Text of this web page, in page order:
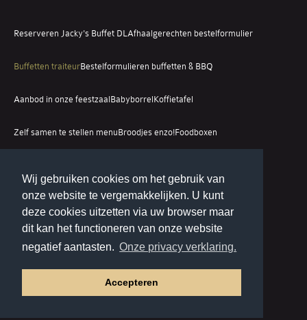
Wij gebruiken cookies om het gebruik van
onze website te vergemakkelijken. U kunt
deze cookies uitzetten via uw browser maar
dit kan het functioneren van onze website
negatief aantasten. Onze privacy verklaring.
Accepteren
Reserveren Jacky's Buffet DLAfhaalgerechten bestelformulier
Buffetten traiteurBestelformulieren buffetten & BBQ
Aanbod in onze feestzaalBabyborrelKoffietafel
Zelf samen te stellen menuBroodjes enzo!Foodboxen
Algemene voorwaarden feestzaal & traiteur Huur materiaal
Onze Partners